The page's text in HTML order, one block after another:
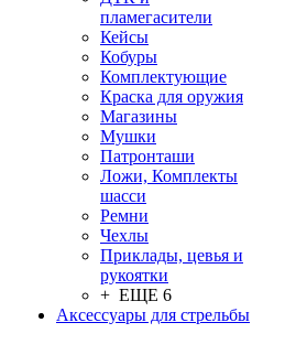
пламегасители
Кейсы
Кобуры
Комплектующие
Краска для оружия
Магазины
Мушки
Патронташи
Ложи, Комплекты
шасси
Ремни
Чехлы
Приклады, цевья и
рукоятки
+ ЕЩЕ 6
Аксессуары для стрельбы